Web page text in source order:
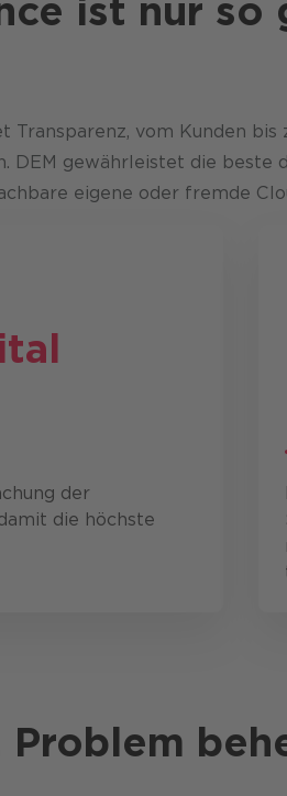
ist nur
vom Kunden
DEM gewährleistet die beste
eigene oder fremde
der
die höchste
Problem